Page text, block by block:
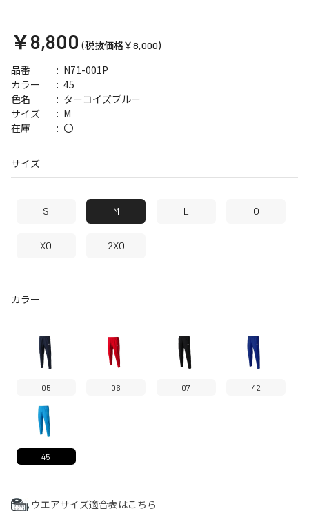
￥8,800 (税抜価格￥8,000)
品番 N71-001P
サイズ M
カラー 45
在庫 〇
色名 ターコイズブルー
サイズ
S M L O
XO 2XO
カラー
05 06 07 42
45
ウエアサイズ適合表はこちら